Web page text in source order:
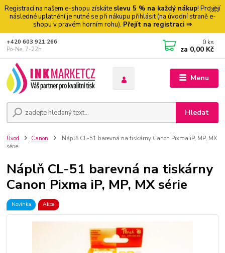
Registrací na našem e-shopu získáte slevu 5 % na každý nákup! Pro její
následné uplatnění je nutné se při nákupu přihlásit (na úvodní straně e-
shopu v pravém horním rohu). Přejít na registraci ⇒
Menu
Hledat
+420 603 921 266
Po-Ne, 7-22h
0 ks
za 0,00 Kč
Úvod Canon
Náplň CL-51 barevná na tiskárny Canon Pixma iP, MP, MX
série
Náplň CL-51 barevná na tiskárny
Canon Pixma iP, MP, MX série
Novinka Akce